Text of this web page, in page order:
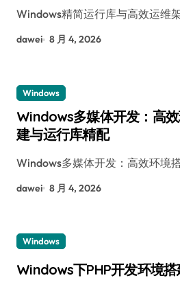
Windows精简运行库与高效运维
dawei 8 月 4, 2026
Windows
Windows多媒体开发：高
建与运行库精配
Windows多媒体开发：高效环境
dawei 8 月 4, 2026
Windows
Windows下PHP开发环境